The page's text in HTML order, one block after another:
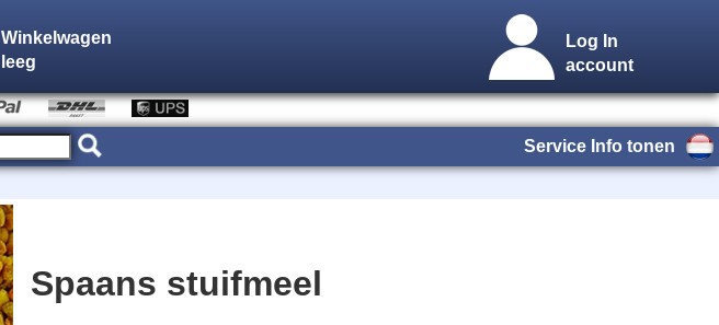
Winkelwagen
leeg
Log In
account
Service Info tonen
Spaans stuifmeel